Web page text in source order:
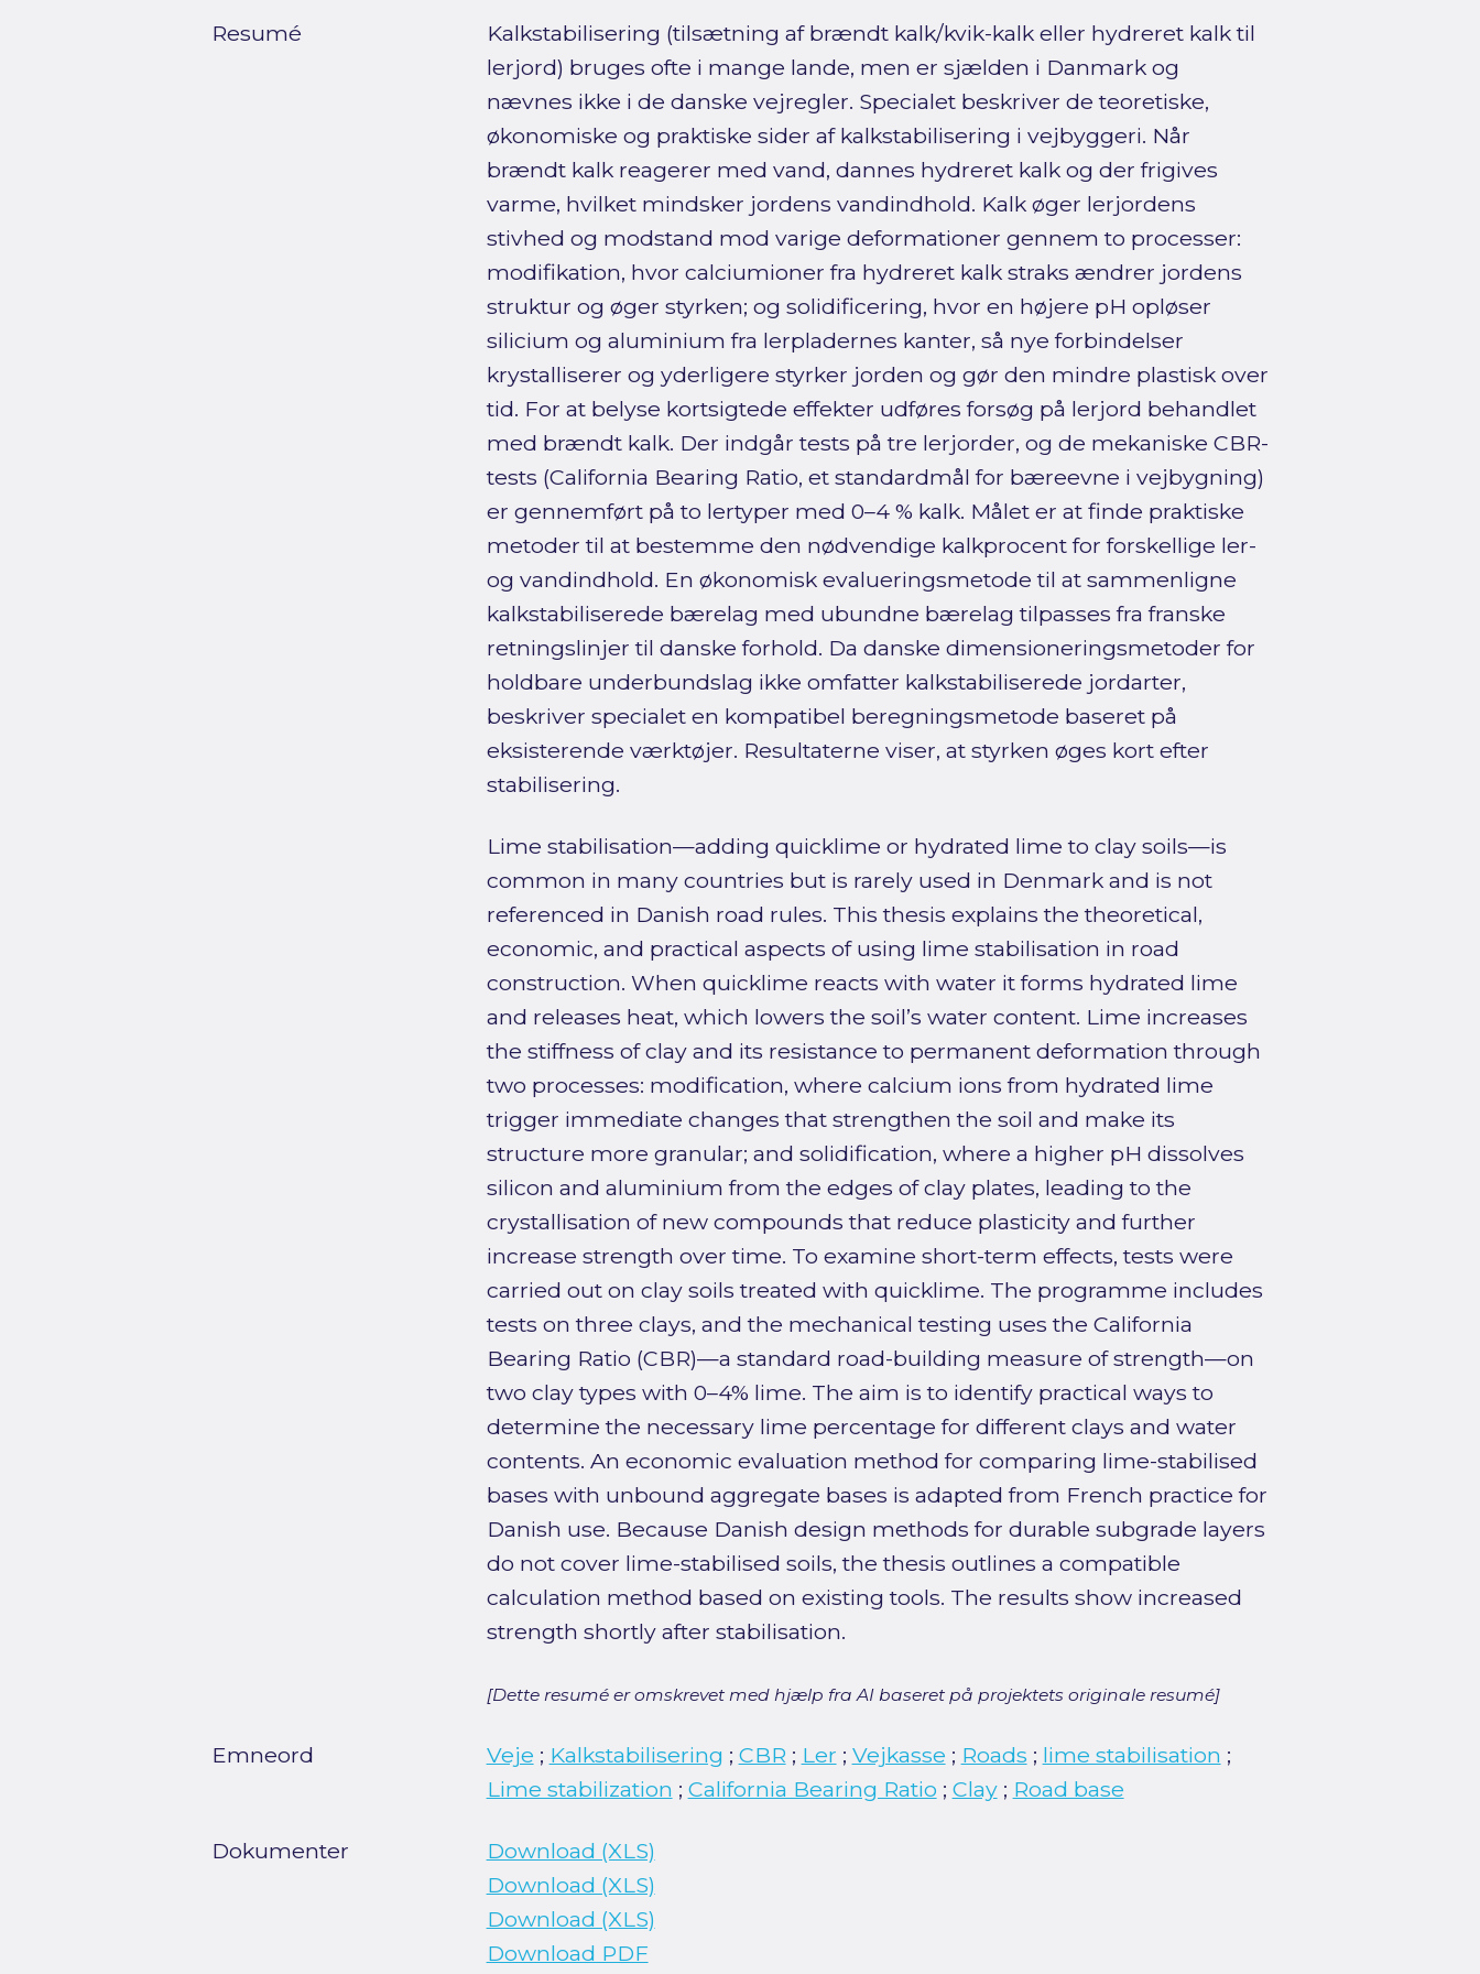
Resumé
Kalkstabilisering (tilsætning af brændt kalk/kvik-kalk eller hydreret kalk til
lerjord) bruges ofte i mange lande, men er sjælden i Danmark og
nævnes ikke i de danske vejregler. Specialet beskriver de teoretiske,
økonomiske og praktiske sider af kalkstabilisering i vejbyggeri. Når
brændt kalk reagerer med vand, dannes hydreret kalk og der frigives
varme, hvilket mindsker jordens vandindhold. Kalk øger lerjordens
stivhed og modstand mod varige deformationer gennem to processer:
modifikation, hvor calciumioner fra hydreret kalk straks ændrer jordens
struktur og øger styrken; og solidificering, hvor en højere pH opløser
silicium og aluminium fra lerpladernes kanter, så nye forbindelser
krystalliserer og yderligere styrker jorden og gør den mindre plastisk over
tid. For at belyse kortsigtede effekter udføres forsøg på lerjord behandlet
med brændt kalk. Der indgår tests på tre lerjorder, og de mekaniske CBR-
tests (California Bearing Ratio, et standardmål for bæreevne i vejbygning)
er gennemført på to lertyper med 0–4 % kalk. Målet er at finde praktiske
metoder til at bestemme den nødvendige kalkprocent for forskellige ler-
og vandindhold. En økonomisk evalueringsmetode til at sammenligne
kalkstabiliserede bærelag med ubundne bærelag tilpasses fra franske
retningslinjer til danske forhold. Da danske dimensioneringsmetoder for
holdbare underbundslag ikke omfatter kalkstabiliserede jordarter,
beskriver specialet en kompatibel beregningsmetode baseret på
eksisterende værktøjer. Resultaterne viser, at styrken øges kort efter
stabilisering.
Lime stabilisation—adding quicklime or hydrated lime to clay soils—is
common in many countries but is rarely used in Denmark and is not
referenced in Danish road rules. This thesis explains the theoretical,
economic, and practical aspects of using lime stabilisation in road
construction. When quicklime reacts with water it forms hydrated lime
and releases heat, which lowers the soil’s water content. Lime increases
the stiffness of clay and its resistance to permanent deformation through
two processes: modification, where calcium ions from hydrated lime
trigger immediate changes that strengthen the soil and make its
structure more granular; and solidification, where a higher pH dissolves
silicon and aluminium from the edges of clay plates, leading to the
crystallisation of new compounds that reduce plasticity and further
increase strength over time. To examine short-term effects, tests were
carried out on clay soils treated with quicklime. The programme includes
tests on three clays, and the mechanical testing uses the California
Bearing Ratio (CBR)—a standard road-building measure of strength—on
two clay types with 0–4% lime. The aim is to identify practical ways to
determine the necessary lime percentage for different clays and water
contents. An economic evaluation method for comparing lime-stabilised
bases with unbound aggregate bases is adapted from French practice for
Danish use. Because Danish design methods for durable subgrade layers
do not cover lime-stabilised soils, the thesis outlines a compatible
calculation method based on existing tools. The results show increased
strength shortly after stabilisation.
[Dette resumé er omskrevet med hjælp fra AI baseret på projektets originale resumé]
Emneord Veje ; Kalkstabilisering ; CBR ; Ler ; Vejkasse ; Roads ; lime stabilisation ;
Lime stabilization ; California Bearing Ratio ; Clay; Road base
Dokumenter
Download (XLS)
Download (XLS)
Download (XLS)
Download PDF